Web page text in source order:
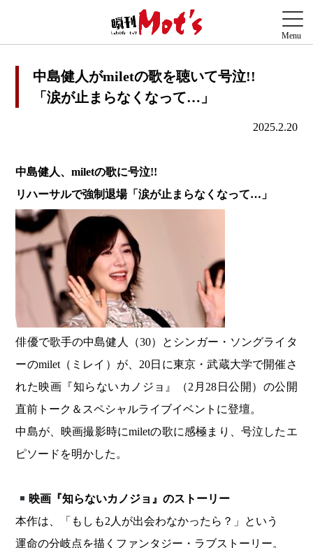
中島健人がmiletの歌を聴いて号泣!!
「涙が止まらなくなって…」
2025.2.20
中島健人、miletの歌に号泣!!
リハーサルで強制退場「涙が止まらなくなって…」
俳優で歌手の中島健人（30）とシンガー・ソングライタ
ーのmilet（ミレイ）が、20日に東京・武蔵大学で開催さ
れた映画『知らないカノジョ』（2月28日公開）の公開
直前トーク＆スペシャルライブイベントに登壇。
中島が、映画撮影時にmiletの歌に感極まり、号泣したエ
ピソードを明かした。
映画『知らないカノジョ』のストーリー
本作は、「もしも2人が出会わなかったら？」という
運命の分岐点を描くファンタジー・ラブストーリー。